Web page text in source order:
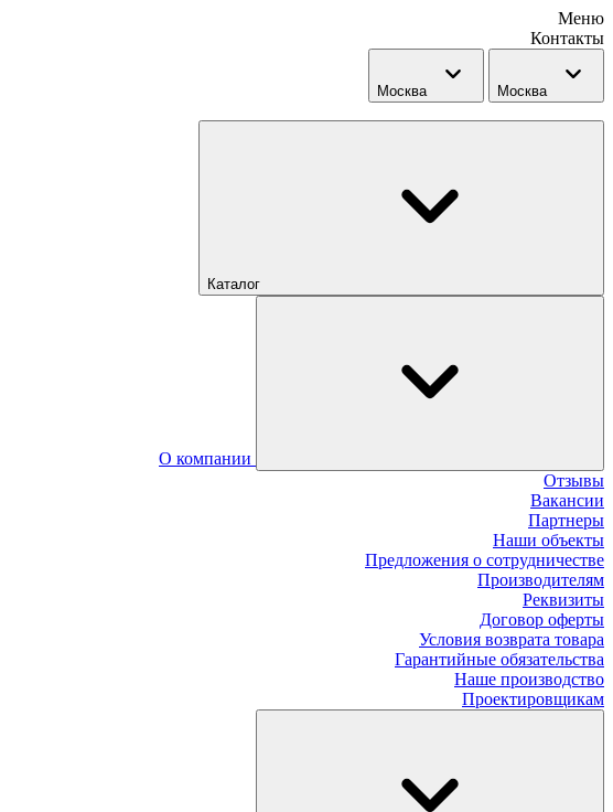
Меню
Контакты
Москва Москва
Каталог
О компании
Отзывы
Вакансии
Партнеры
Наши объекты
Предложения о сотрудничестве
Производителям
Реквизиты
Договор оферты
Условия возврата товара
Гарантийные обязательства
Наше производство
Проектировщикам